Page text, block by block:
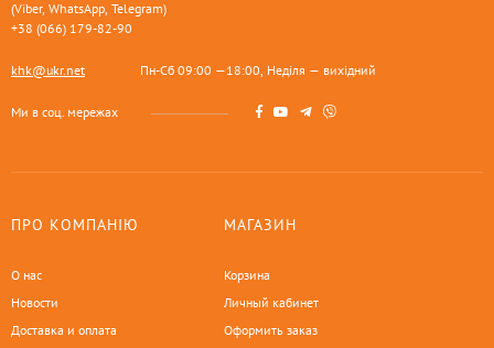
(Viber, WhatsApp, Telegram)
+38 (066) 179-82-90
khk@ukr.net Пн-Сб 09:00 —18:00, Неділя — вихідний
Ми в соц. мережах
ПРО КОМПАНІЮ
О нас
Новости
Доставка и оплата
МАГАЗИН
Корзина
Личный кабинет
Оформить заказ